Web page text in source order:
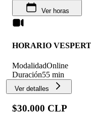
Ver horas
HORARIO
ModalidadOnline
Duración55 min
Ver detalles
$30.000 CLP